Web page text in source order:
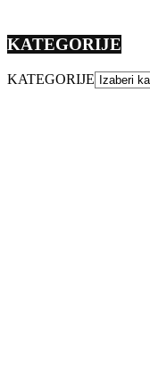
KATEGORIJE
KATEGORIJE